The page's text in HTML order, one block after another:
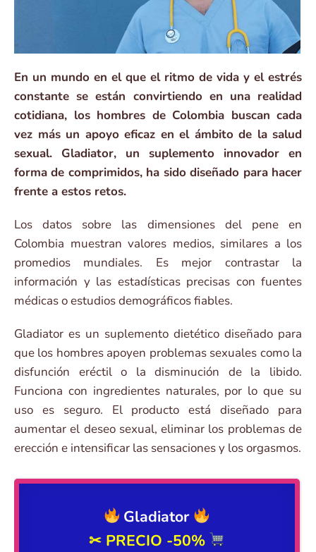
En un mundo en el que el ritmo de vida y el estrés
constante se están convirtiendo en una realidad
cotidiana, los hombres de Colombia buscan cada
vez más un apoyo eficaz en el ámbito de la salud
sexual. Gladiator, un suplemento innovador en
forma de comprimidos, ha sido diseñado para hacer
frente a estos retos.
Los datos sobre las dimensiones del pene en
Colombia muestran valores medios, similares a los
promedios mundiales. Es mejor contrastar la
información y las estadísticas precisas con fuentes
médicas o estudios demográficos fiables.
Gladiator es un suplemento dietético diseñado para
que los hombres apoyen problemas sexuales como la
disfunción eréctil o la disminución de la libido.
Funciona con ingredientes naturales, por lo que su
uso es seguro. El producto está diseñado para
aumentar el deseo sexual, eliminar los problemas de
erección e intensificar las sensaciones y los orgasmos.
Gladiator
✂ PRECIO -50%